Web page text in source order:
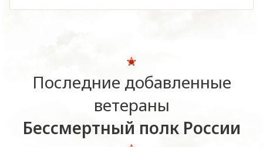
Последние добавленные
ветераны
Бессмертный полк России